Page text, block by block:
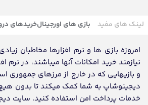
لینک های مفید بازی های اورجینالخریدهای
امروزه بازی ها و نرم افزارها مخاطبان
نیازمند خرید امکانات آنها میباشند، در
و بازیهایی که در خارج از مرزهای جمهوری
دیجینوشاپ به شما کمک میکند تا بدون هیچ
خدمات پرداخت امن استفاده کنید. سایت دیجینوشاپ با